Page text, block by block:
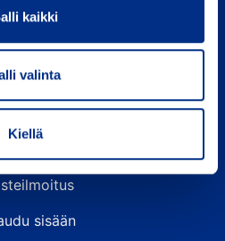
kaikki
valinta
Kiellä
(ark. klo 8-16)
sisään